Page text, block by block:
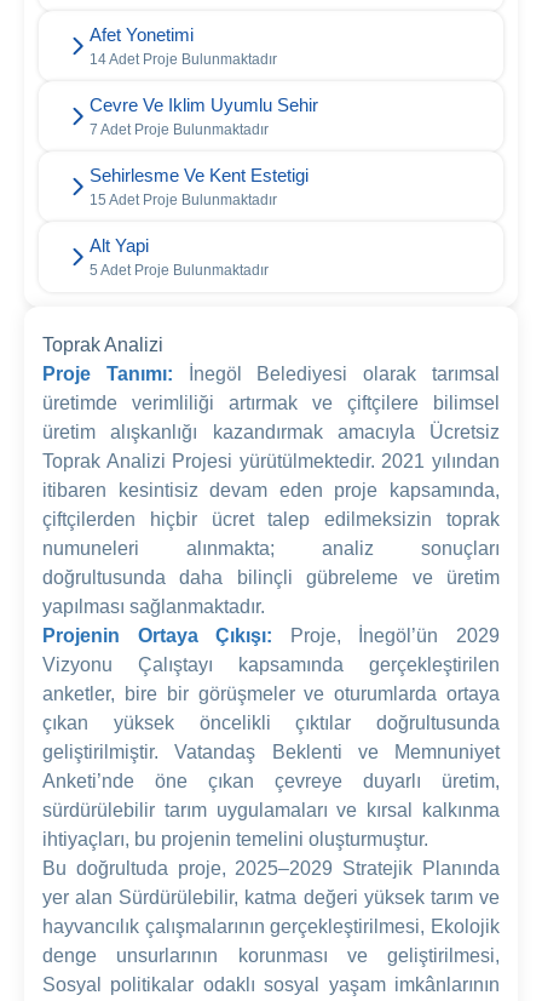
Afet Yonetimi
14 Adet Proje Bulunmaktadır
Cevre Ve Iklim Uyumlu Sehir
7 Adet Proje Bulunmaktadır
Sehirlesme Ve Kent Estetigi
15 Adet Proje Bulunmaktadır
Alt Yapi
5 Adet Proje Bulunmaktadır
Toprak Analizi
Proje Tanımı:
İnegöl Belediyesi olarak tarımsal
üretimde verimliliği artırmak ve çiftçilere bilimsel
üretim alışkanlığı kazandırmak amacıyla Ücretsiz
Toprak Analizi Projesi yürütülmektedir. 2021 yılından
itibaren kesintisiz devam eden proje kapsamında,
çiftçilerden hiçbir ücret talep edilmeksizin toprak
numuneleri alınmakta; analiz sonuçları
doğrultusunda daha bilinçli gübreleme ve üretim
yapılması sağlanmaktadır.
Projenin Ortaya Çıkışı:
Proje, İnegöl’ün 2029
Vizyonu Çalıştayı kapsamında gerçekleştirilen
anketler, bire bir görüşmeler ve oturumlarda ortaya
çıkan yüksek öncelikli çıktılar doğrultusunda
geliştirilmiştir. Vatandaş Beklenti ve Memnuniyet
Anketi’nde öne çıkan çevreye duyarlı üretim,
sürdürülebilir tarım uygulamaları ve kırsal kalkınma
ihtiyaçları, bu projenin temelini oluşturmuştur.
Bu doğrultuda proje, 2025–2029 Stratejik Planında
yer alan Sürdürülebilir, katma değeri yüksek tarım ve
hayvancılık çalışmalarının gerçekleştirilmesi, Ekolojik
denge unsurlarının korunması ve geliştirilmesi,
Sosyal politikalar odaklı sosyal yaşam imkânlarının